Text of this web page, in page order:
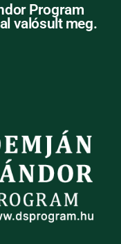
Program
valósult meg.